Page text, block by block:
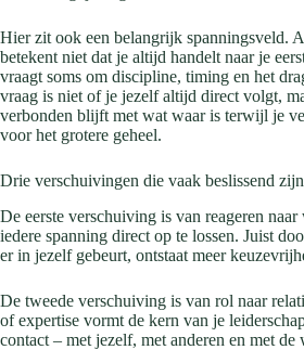
Hier zit ook een belangrijk spanningsveld.
betekent niet dat je altijd handelt naar je
vraagt soms om discipline, timing en het
vraag is niet of je jezelf altijd direct volgt,
verbonden blijft met wat waar is terwijl je
voor het grotere geheel.
Drie verschuivingen die vaak beslissend zijn
De eerste verschuiving is van reageren
iedere spanning direct op te lossen. Juist
er in jezelf gebeurt, ontstaat meer
De tweede verschuiving is van rol naar
of expertise vormt de kern van je
contact – met jezelf, met anderen en met